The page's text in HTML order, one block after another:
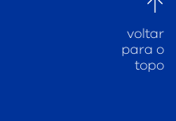
voltar
para o
topo